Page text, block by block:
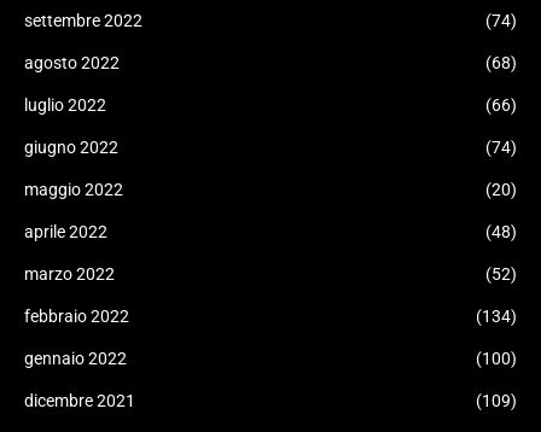
settembre 2022 (74)
agosto 2022 (68)
luglio 2022 (66)
giugno 2022 (74)
maggio 2022 (20)
aprile 2022 (48)
marzo 2022 (52)
febbraio 2022 (134)
gennaio 2022 (100)
dicembre 2021 (109)